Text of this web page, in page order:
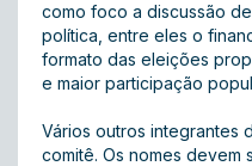
como foco a discussão
política, entre eles o
formato das eleições
e maior participação
Vários outros integrantes
comitê. Os nomes devem